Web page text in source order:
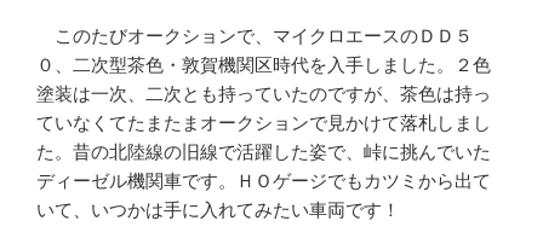
このたびオークションで、マイクロエースのＤＤ５
０、二次型茶色・敦賀機関区時代を入手しました。２色
塗装は一次、二次とも持っていたのですが、茶色は持っ
ていなくてたまたまオークションで見かけて落札しまし
た。昔の北陸線の旧線で活躍した姿で、峠に挑んでいた
ディーゼル機関車です。ＨＯゲージでもカツミから出て
いて、いつかは手に入れてみたい車両です！